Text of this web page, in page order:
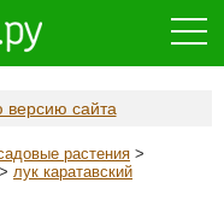
версию сайта
растения >
> лук каратавский